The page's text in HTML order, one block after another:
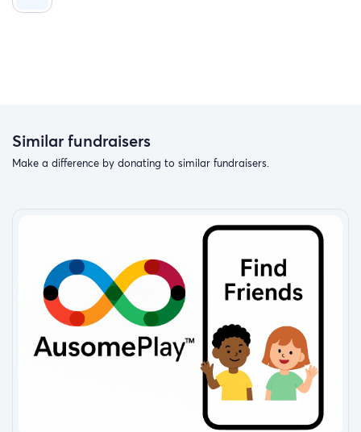
Similar fundraisers
Make a difference by donating to similar fundraisers.